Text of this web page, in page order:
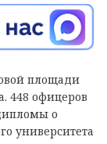
площади
448 офицеров
о
университета